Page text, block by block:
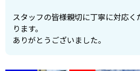
スタッフの皆様親切に丁寧に対応
ります。
ありがとうございました。